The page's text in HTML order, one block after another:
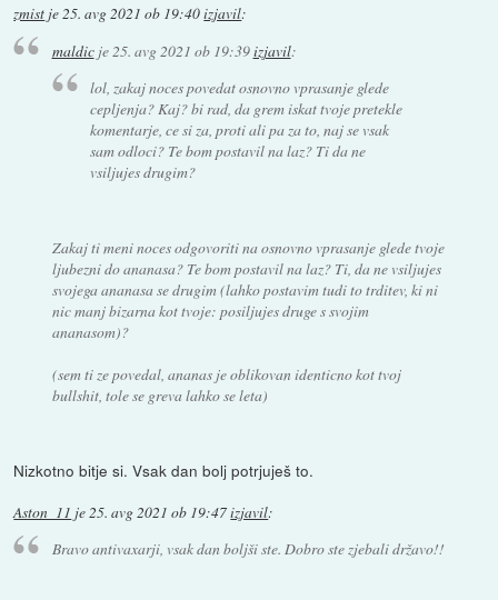
zmist je25. avg 2021 ob 19:40izjavil:
maldicje25. avg 2021 ob 19:39izjavil:
lol, zakaj noces povedat osnovno vprasanje glede
cepljenja? Kaj? bi rad, da grem iskat tvoje pretekle
komentarje, ce si za, proti ali pa za to, naj se vsak
sam odloci? Te bom postavil na laz? Ti da ne
vsiljujes drugim?
Zakaj ti meni noces odgovoriti na osnovno vprasanje glede tvoje
ljubezni do ananasa? Te bom postavil na laz? Ti, da ne vsiljujes
svojega ananasa se drugim (lahko postavim tudi to trditev, ki ni
nic manj bizarna kot tvoje: posiljujes druge s svojim
ananasom)?
(sem ti ze povedal, ananas je oblikovan identicno kot tvoj
bullshit, tole se greva lahko se leta)
Nizkotno bitje si. Vsak dan bolj potrjuješ to.
Aston_11 je25. avg 2021 ob 19:47izjavil:
Bravo antivaxarji, vsak dan boljši ste. Dobro ste zjebali državo!!